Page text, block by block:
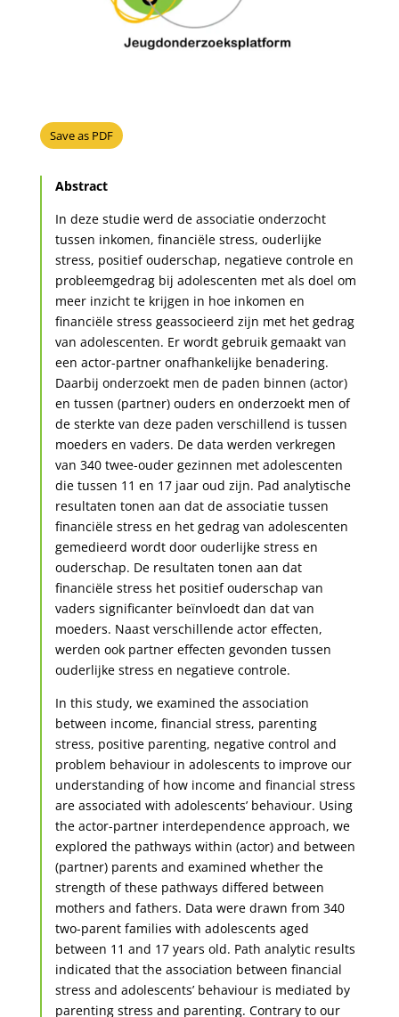
Save as PDF
Abstract
In deze studie werd de associatie onderzocht
tussen inkomen, financiële stress, ouderlijke
stress, positief ouderschap, negatieve controle en
probleemgedrag bij adolescenten met als doel om
meer inzicht te krijgen in hoe inkomen en
financiële stress geassocieerd zijn met het gedrag
van adolescenten. Er wordt gebruik gemaakt van
een actor-partner onafhankelijke benadering.
Daarbij onderzoekt men de paden binnen (actor)
en tussen (partner) ouders en onderzoekt men of
de sterkte van deze paden verschillend is tussen
moeders en vaders. De data werden verkregen
van 340 twee-ouder gezinnen met adolescenten
die tussen 11 en 17 jaar oud zijn. Pad analytische
resultaten tonen aan dat de associatie tussen
financiële stress en het gedrag van adolescenten
gemedieerd wordt door ouderlijke stress en
ouderschap. De resultaten tonen aan dat
financiële stress het positief ouderschap van
vaders significanter beïnvloedt dan dat van
moeders. Naast verschillende actor effecten,
werden ook partner effecten gevonden tussen
ouderlijke stress en negatieve controle.
In this study, we examined the association
between income, financial stress, parenting
stress, positive parenting, negative control and
problem behaviour in adolescents to improve our
understanding of how income and financial stress
are associated with adolescents’ behaviour. Using
the actor-partner interdependence approach, we
explored the pathways within (actor) and between
(partner) parents and examined whether the
strength of these pathways differed between
mothers and fathers. Data were drawn from 340
two-parent families with adolescents aged
between 11 and 17 years old. Path analytic results
indicated that the association between financial
stress and adolescents’ behaviour is mediated by
parenting stress and parenting. Contrary to our